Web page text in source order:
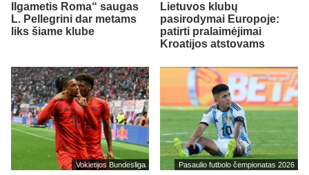
Ilgametis Roma“ saugas
L. Pellegrini dar metams
liks šiame klube
Lietuvos klubų
pasirodymai Europoje:
patirti pralaimėjimai
Kroatijos atstovams
Vokietijos Bundesliga Pasaulio futbolo čempionatas 2026